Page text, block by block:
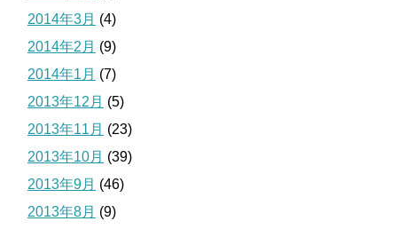
2014年3月 (4)
2014年2月 (9)
2014年1月 (7)
2013年12月 (5)
2013年11月 (23)
2013年10月 (39)
2013年9月 (46)
2013年8月 (9)